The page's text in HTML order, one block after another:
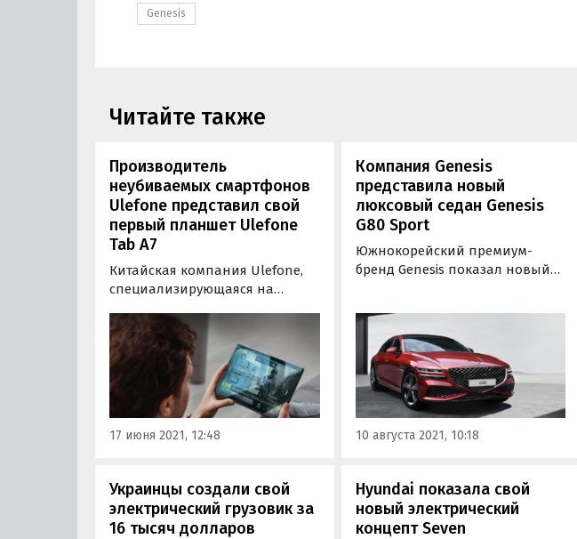
Genesis
Читайте также
Производитель
неубиваемых смартфонов
Ulefone представил свой
первый планшет Ulefone
Tab A7
Китайская компания Ulefone,
специализирующаяся на
смартфонов и умных
носителей, представила свой
первый планшет. Новинка под
названием Ulefone Tab A7
получила довольно
интересный дизайн и 10,1-
дюймовый дисплей с
17 июня 2021, 12:48
Компания Genesis
представила новый
люксовый седан Genesis
G80 Sport
Южнокорейский премиум-
бренд Genesis показал новый
и эксклюзивного цвета кузова,
о которых «Где и Что» писал в
июле, он получил
подруливающие задние
колеса, иную подвеску и
функцию регулировки…
10 августа 2021, 10:18
Украинцы создали свой
электрический грузовик за
16 тысяч долларов
Hyundai показала свой
новый электрический
концепт Seven